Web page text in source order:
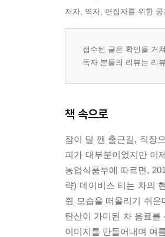
저자, 역자, 편집자를 위한
접수된 글은 확인을 거
독자 분들의 리뷰는 리
책 속으로
잠이 덜 깬 출근길, 직장
피가 대부분이었지만 이
농업식품부에 따르면,
략) 데이비스 티는 차의
쥔 모습을 떠올리기 쉬
탄산이 가미된 차 음료
이미지를 만들어내며 여